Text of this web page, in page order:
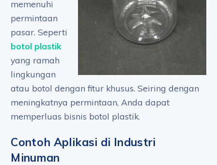
memenuhi
permintaan
pasar. Seperti
botol plastik
yang ramah
lingkungan
atau botol dengan fitur khusus. Seiring dengan
meningkatnya permintaan, Anda dapat
memperluas bisnis botol plastik.
Contoh Aplikasi di Industri
Minuman